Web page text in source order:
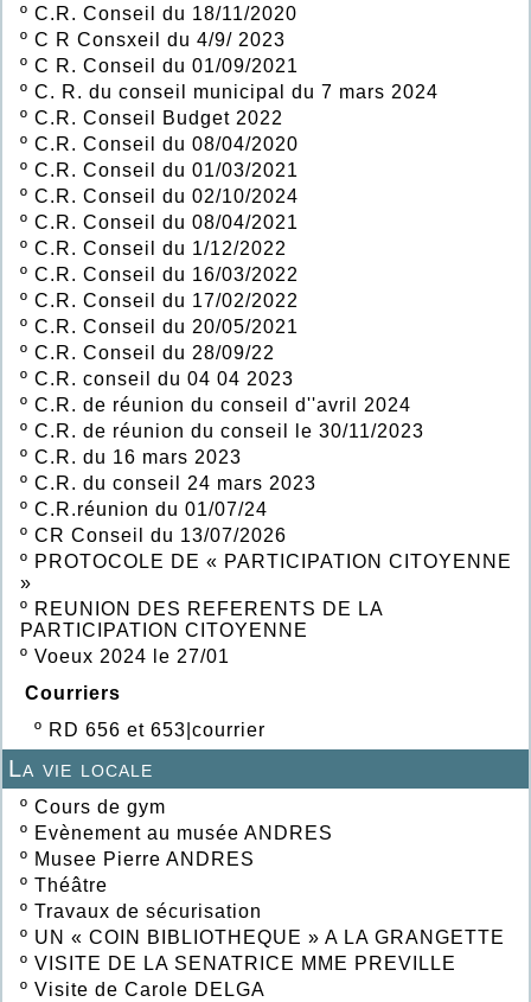
º C.R. Conseil du 18/11/2020
º C R Consxeil du 4/9/ 2023
º C R. Conseil du 01/09/2021
º C. R. du conseil municipal du 7 mars 2024
º C.R. Conseil Budget 2022
º C.R. Conseil du 08/04/2020
º C.R. Conseil du 01/03/2021
º C.R. Conseil du 02/10/2024
º C.R. Conseil du 08/04/2021
º C.R. Conseil du 1/12/2022
º C.R. Conseil du 16/03/2022
º C.R. Conseil du 17/02/2022
º C.R. Conseil du 20/05/2021
º C.R. Conseil du 28/09/22
º C.R. conseil du 04 04 2023
º C.R. de réunion du conseil d''avril 2024
º C.R. de réunion du conseil le 30/11/2023
º C.R. du 16 mars 2023
º C.R. du conseil 24 mars 2023
º C.R.réunion du 01/07/24
º CR Conseil du 13/07/2026
º PROTOCOLE DE « PARTICIPATION CITOYENNE
»
º REUNION DES REFERENTS DE LA
PARTICIPATION CITOYENNE
º Voeux 2024 le 27/01
Courriers
º RD 656 et 653|courrier
La vie locale
º Cours de gym
º Evènement au musée ANDRES
º Musee Pierre ANDRES
º Théâtre
º Travaux de sécurisation
º UN « COIN BIBLIOTHEQUE » A LA GRANGETTE
º VISITE DE LA SENATRICE MME PREVILLE
º Visite de Carole DELGA